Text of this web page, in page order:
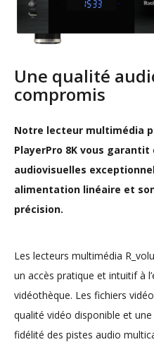
Une qualité
compromis
Notre lecteur multimédia
PlayerPro 8K vous
audiovisuelles
alimentation linéaire et
précision.
Les lecteurs multimédia
un accès pratique et intuitif à
vidéothèque. Les fichiers
qualité vidéo disponible et
fidélité des pistes audio